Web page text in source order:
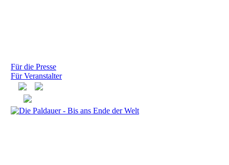
Für die Presse
Für Veranstalter